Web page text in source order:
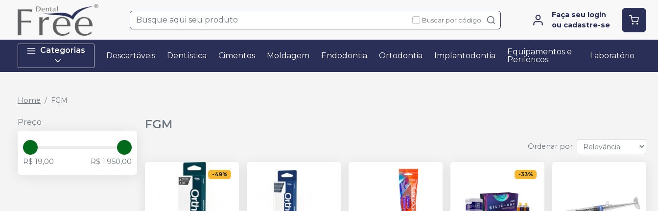
Buscar por código
Faça seu login
ou cadastre-se
Categorias
Descartáveis Dentística Cimentos Moldagem Endodontia Ortodontia Implantodontia
Equipamentos e
Periféricos
Laboratório
Home FGM
Preço
R$ 19,00 R$ 1.950,00
FGM
Ordenar por
-49% -33%